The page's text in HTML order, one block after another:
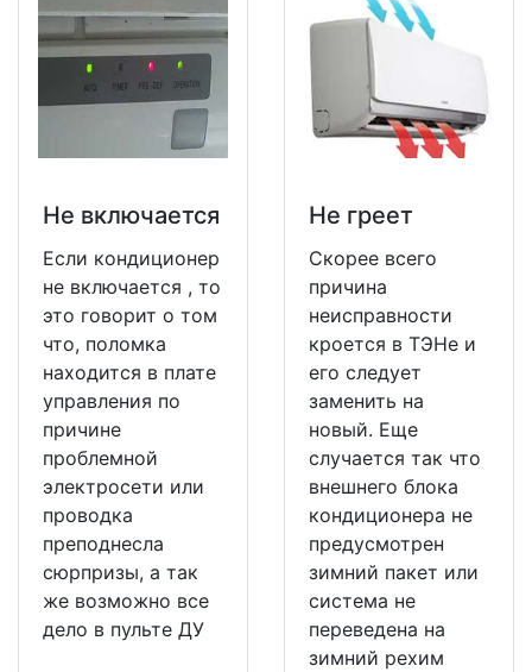
Не включается
Если кондиционер
не включается , то
это говорит о том
что, поломка
находится в плате
управления по
причине
проблемной
электросети или
проводка
преподнесла
сюрпризы, а так
же возможно все
дело в пульте ДУ
Не греет
Скорее всего
причина
неисправности
кроется в ТЭНе и
его следует
заменить на
новый. Еще
случается так что
внешнего блока
кондиционера не
предусмотрен
зимний пакет или
система не
переведена на
зимний рехим